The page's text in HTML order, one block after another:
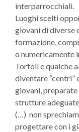
interparrocchiali.
Luoghi scelti
giovani di diverse
formazione,
o numericamente
Tortolì e qualche
diventare “centri”
giovani,
strutture
(…) non
progettare con i